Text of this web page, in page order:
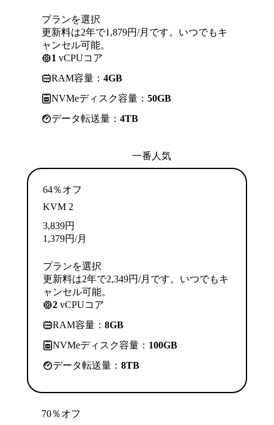
プランを選択
更新料は2年で1,879円/月です。いつでもキ
ャンセル可能。
1 vCPUコア
RAM容量： 4GB
NVMeディスク容量： 50GB
データ転送量： 4TB
一番人気
64％オフ
KVM 2
3,839円
1,379円/月
プランを選択
更新料は2年で2,349円/月です。いつでもキ
ャンセル可能。
2 vCPUコア
RAM容量： 8GB
NVMeディスク容量： 100GB
データ転送量： 8TB
70％オフ